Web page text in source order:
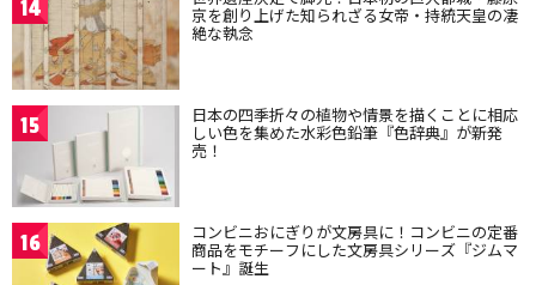
14 京を創り上げた知られざる女帝・持統天皇の凄
絶な執念
15 日本の四季折々の植物や情景を描くことに相応
しい色を集めた水彩色鉛筆『色辞典』が新発
売！
16 コンビニおにぎりが文房具に！コンビニの定番
商品をモチーフにした文房具シリーズ『ジムマ
ート』誕生